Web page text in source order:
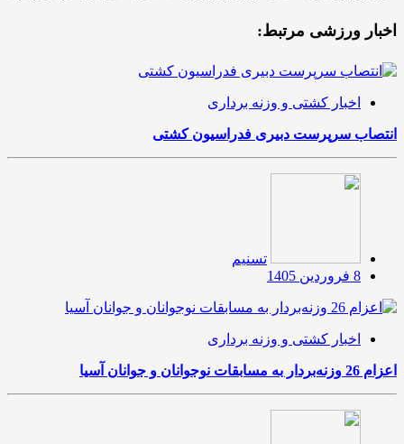
اخبار ورزشی مرتبط:
اخبار کشتی و وزنه برداری
انتصاب سرپرست دبیری فدراسیون کشتی
تسنیم
8 فروردین 1405
اخبار کشتی و وزنه برداری
اعزام 26 وزنه‌بردار به مسابقات نوجوانان و جوانان آسیا